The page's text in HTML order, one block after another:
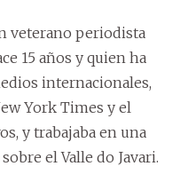
veterano periodista
15 años y quien ha
internacionales,
York Times y el
y trabajaba en una
el Valle do Javari.